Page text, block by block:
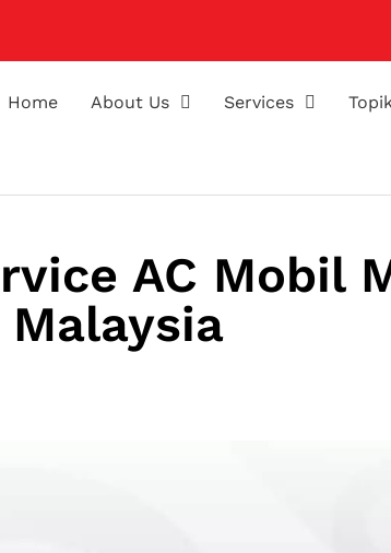
Home About Us Services
AC Mobil